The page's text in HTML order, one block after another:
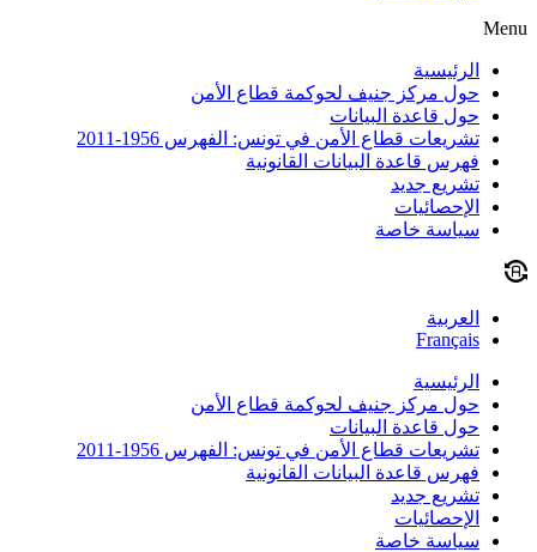
Menu
الرئيسية
حول مركز جنيف لحوكمة قطاع الأمن
حول قاعدة البيانات
تشريعات قطاع الأمن في تونس: الفهرس 1956-2011
فهرس قاعدة البيانات القانونية
تشريع جديد
الإحصائيات
سياسة خاصة
العربية
Français
الرئيسية
حول مركز جنيف لحوكمة قطاع الأمن
حول قاعدة البيانات
تشريعات قطاع الأمن في تونس: الفهرس 1956-2011
فهرس قاعدة البيانات القانونية
تشريع جديد
الإحصائيات
سياسة خاصة